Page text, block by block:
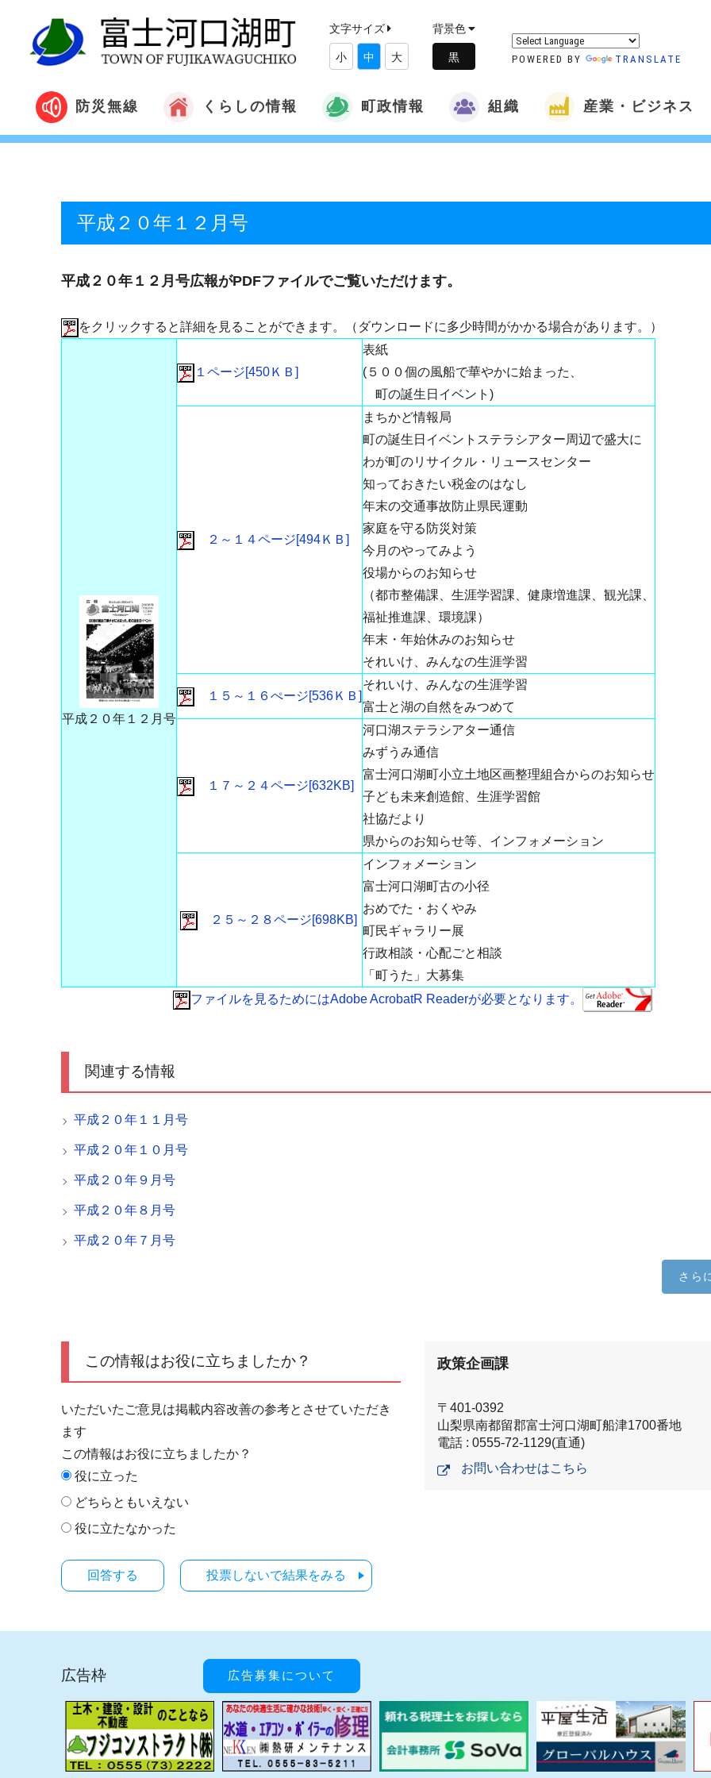
文字サイズ
小 中 大
背景色
POWERED BY TRANSLATE
防災無線 くらしの情報 町政情報 組織 産業・ビジネス
平成２０年１２月号
平成２０年１２月号広報がPDFファイルでご覧いただけます。
をクリックすると詳細を見ることができます。（ダウンロードに多少時間がかかる場合があります。）
平成２０年１２月号
１ページ[450ＫＢ]
表紙
(５００個の風船で華やかに始まった、
町の誕生日イベント)
２～１４ページ[494ＫＢ]
まちかど情報局
町の誕生日イベントステラシアター周辺で盛大に
わが町のリサイクル・リュースセンター
知っておきたい税金のはなし
年末の交通事故防止県民運動
家庭を守る防災対策
今月のやってみよう
役場からのお知らせ
（都市整備課、生涯学習課、健康増進課、観光課、
福祉推進課、環境課）
年末・年始休みのお知らせ
それいけ、みんなの生涯学習
１５～１６ぺージ[536ＫＢ]
それいけ、みんなの生涯学習
富士と湖の自然をみつめて
１７～２４ページ[632KB]
河口湖ステラシアター通信
みずうみ通信
富士河口湖町小立土地区画整理組合からのお知らせ
子ども未来創造館、生涯学習館
社協だより
県からのお知らせ等、インフォメーション
２５～２８ページ[698KB]
インフォメーション
富士河口湖町古の小径
おめでた・おくやみ
町民ギャラリー展
行政相談・心配ごと相談
「町うた」大募集
ファイルを見るためにはAdobe AcrobatR Readerが必要となります。
関連する情報
平成２０年１１月号
平成２０年１０月号
平成２０年９月号
平成２０年８月号
平成２０年７月号
さら
この情報はお役に立ちましたか？
いただいたご意見は掲載内容改善の参考とさせていただき
ます
この情報はお役に立ちましたか？
役に立った
どちらともいえない
役に立たなかった
投票しないで結果をみる
政策企画課
〒401-0392
山梨県南都留郡富士河口湖町船津1700番地
電話 : 0555-72-1129(直通)
お問い合わせはこちら
広告枠 広告募集について